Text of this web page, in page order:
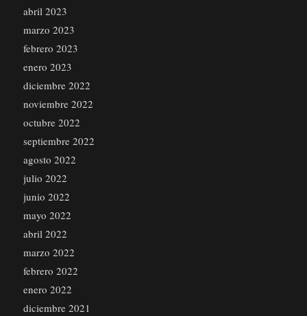
abril 2023
marzo 2023
febrero 2023
enero 2023
diciembre 2022
noviembre 2022
octubre 2022
septiembre 2022
agosto 2022
julio 2022
junio 2022
mayo 2022
abril 2022
marzo 2022
febrero 2022
enero 2022
diciembre 2021